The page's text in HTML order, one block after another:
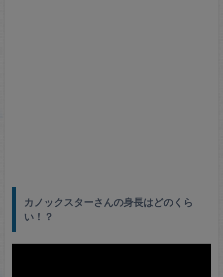
カノックスターさんの身長はどのくら
い！？